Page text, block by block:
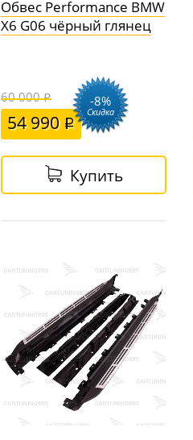
Обвес Performance BMW
X6 G06 чёрный глянец
60 000
54 990
-8%
Скидка
Купить